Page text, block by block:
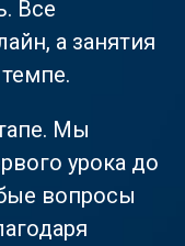
Все
а занятия
Мы
урока до
вопросы